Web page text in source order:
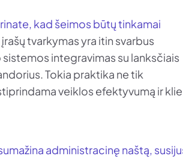
kad šeimos būtų tinkamai
įrašų tvarkymas yra itin svarbus
integravimas su lanksčiais
Tokia praktika ne tik
veiklos efektyvumą ir
administracinę naštą,